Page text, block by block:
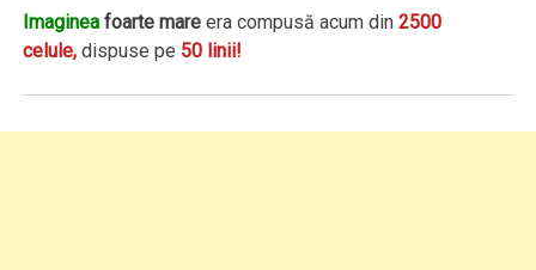
Imaginea foarte mare era compusă acum din2500
celule, dispuse pe 50 linii!